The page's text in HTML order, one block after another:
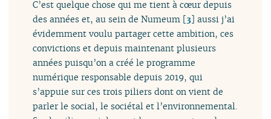
C’est quelque chose qui me tient à cœur depuis
des années et, au sein de Numeum [3] aussi j’ai
évidemment voulu partager cette ambition, ces
convictions et depuis maintenant plusieurs
années puisqu’on a créé le programme
numérique responsable depuis 2019, qui
s’appuie sur ces trois piliers dont on vient de
parler le social, le sociétal et l’environnemental.